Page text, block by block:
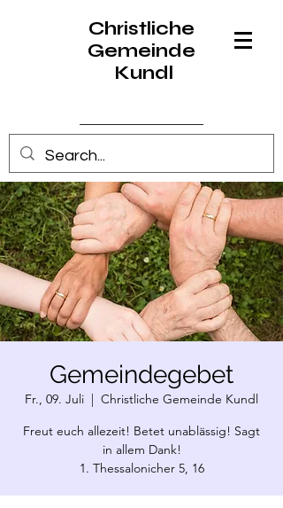
Christliche
Gemeinde
Kundl
Anmelden
Gemeindegebet
Fr., 09. Juli
  |
Christliche Gemeinde Kundl
Freut euch allezeit! Betet unablässig! Sagt
in allem Dank!
1. Thessalonicher 5, 16